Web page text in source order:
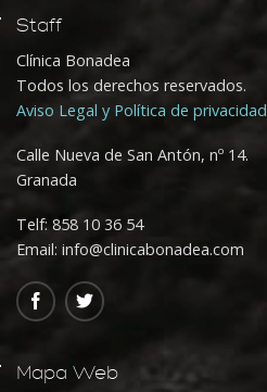
Staff
Clínica Bonadea
Todos los derechos reservados.
Aviso Legal y Política de privacidad
Calle Nueva de San Antón, nº 14.
Granada
Telf:858 10 36 54
Email: info@clinicabonadea.com
Mapa Web